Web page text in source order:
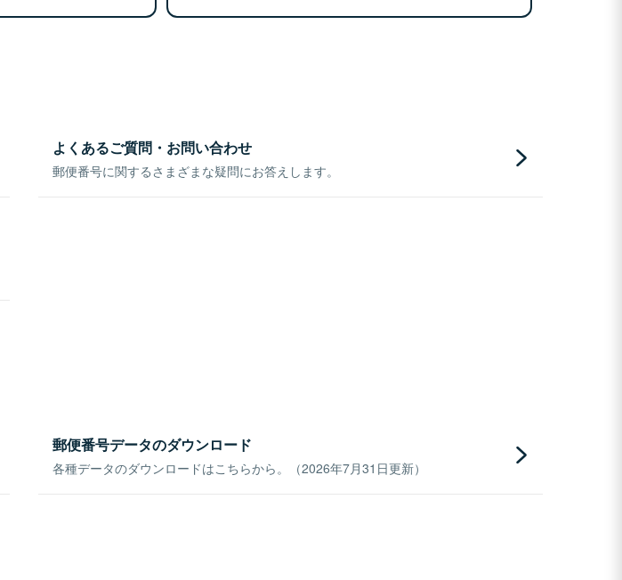
よくあるご質問・お問い合わせ
郵便番号に関するさまざまな疑問にお答えします。
郵便番号データのダウンロード
各種データのダウンロードはこちらから。（2026年7月31日更新）